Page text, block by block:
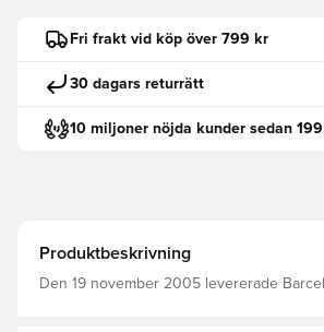
Fri frakt vid köp över 799 kr
30 dagars returrätt
10 miljoner nöjda kunder sedan
Produktbeskrivning
Den 19 november 2005 levererade